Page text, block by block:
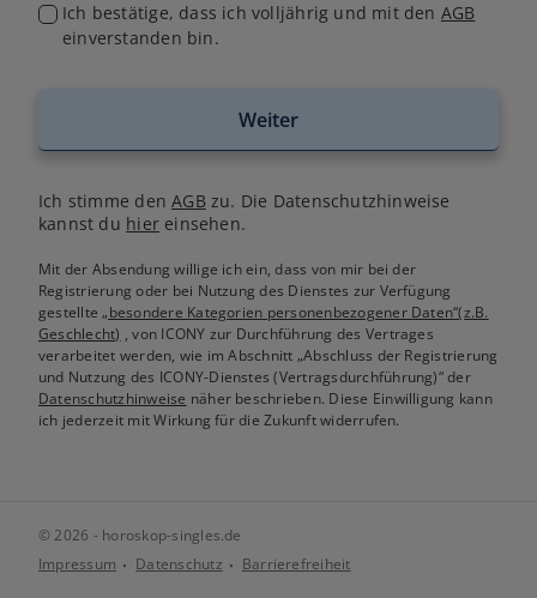
Ich bestätige, dass ich volljährig und mit den AGB
einverstanden bin.
Weiter
Ich stimme denAGB zu. Die Datenschutzhinweise
kannst du hiereinsehen.
Mit der Absendung willige ich ein, dass von mir bei der
Registrierung oder bei Nutzung des Dienstes zur Verfügung
gestellte„besondere Kategorien personenbezogener Daten“(z.B.
Geschlecht) , von ICONY zur Durchführung des Vertrages
verarbeitet werden, wie im Abschnitt „Abschluss der Registrierung
und Nutzung des ICONY-Dienstes (Vertragsdurchführung)“ der
Datenschutzhinweise näher beschrieben. Diese Einwilligung kann
ich jederzeit mit Wirkung für die Zukunft widerrufen.
© 2026 - horoskop-singles.de
Impressum
Datenschutz Barrierefreiheit